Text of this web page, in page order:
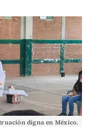
digna en México.